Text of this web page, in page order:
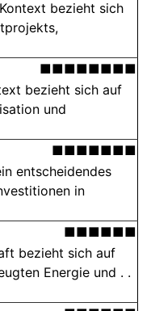
bezieht sich
■■■■■■■■
bezieht sich auf
und
■■■■■■■
entscheidendes
in
■■■■■■
bezieht sich auf
Energie und . .